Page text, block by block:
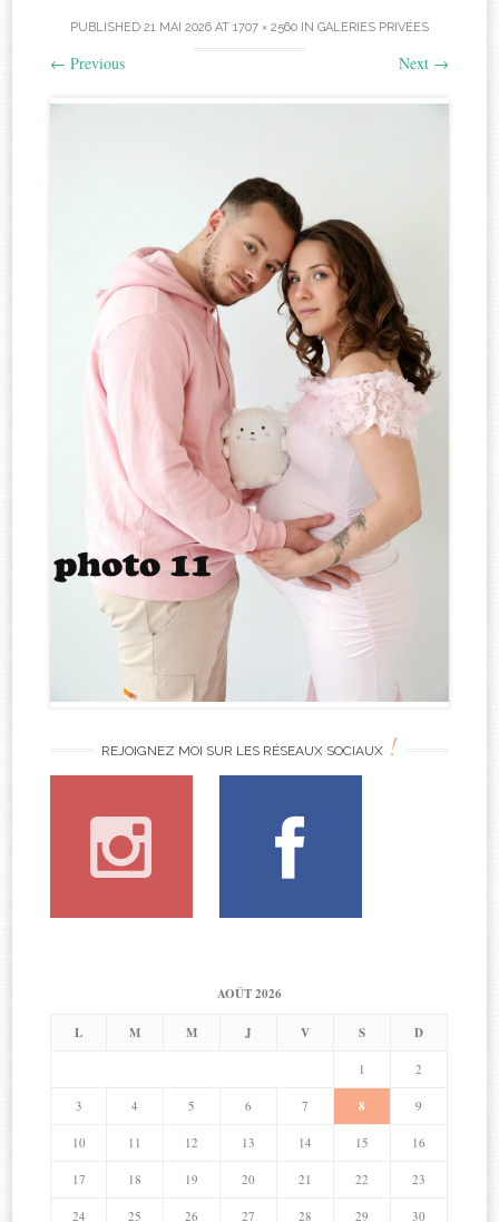
PUBLISHED 21 MAI 2026 AT 1707 × 2560 IN GALERIES PRIVÉES
← Previous Next →
REJOIGNEZ MOI SUR LES RÉSEAUX SOCIAUX !
AOÛT 2026
L M M J V S D
1 2
3 4 5 6 7 8 9
10 11 12 13 14 15 16
17 18 19 20 21 22 23
24 25 26 27 28 29 30